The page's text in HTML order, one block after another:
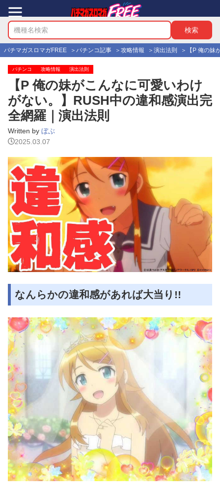
パチマガスロマガFREE パチンコ記事 攻略情報 演出法則 【P 俺の
パチンコ 攻略情報 演出法則
【P 俺の妹がこんなに可愛いわけ
がない。】RUSH中の違和感演出完
全網羅｜演出法則
Written by ぼぶ
2025.03.07
なんらかの違和感があれば大当り!!